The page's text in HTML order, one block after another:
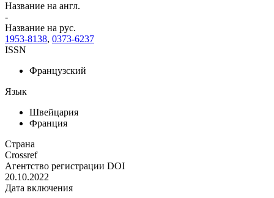
Название на англ.
-
Название на рус.
1953-8138, 0373-6237
ISSN
Французский
Язык
Швейцария
Франция
Страна
Crossref
Агентство регистрации DOI
20.10.2022
Дата включения